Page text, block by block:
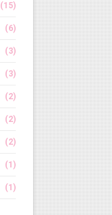
(15)
(6)
(3)
(3)
(2)
(2)
(2)
(1)
(1)